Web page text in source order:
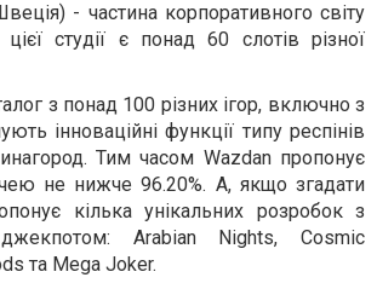
- частина корпоративного світу
студії є понад 60 слотів різної
з понад 100 різних ігор, включно з
інноваційні функції типу респінів
Тим часом Wazdan пропонує
не нижче 96.20%. А, якщо згадати
кілька унікальних розробок з
Arabian Nights, Cosmic
та Mega Joker.